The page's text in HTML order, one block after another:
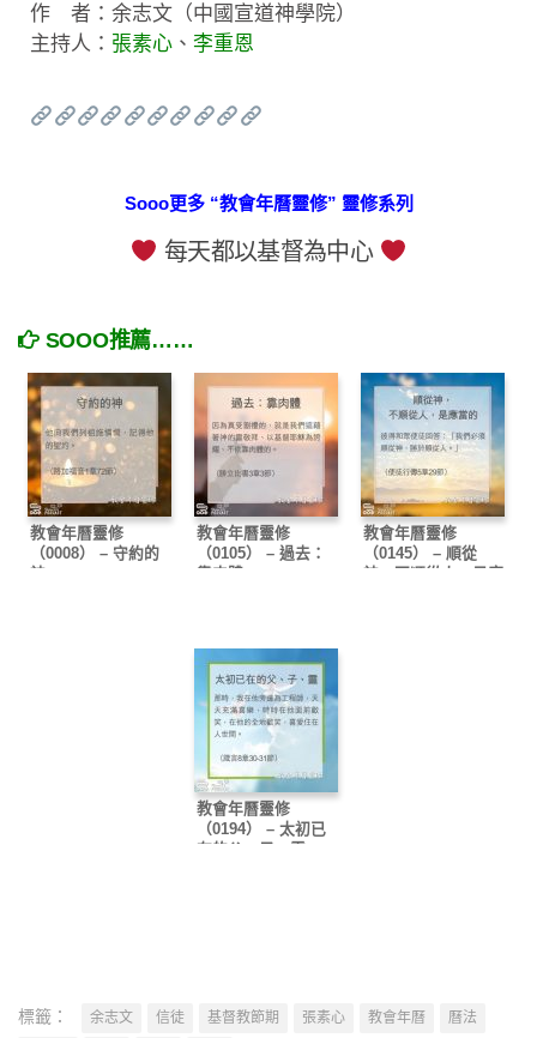
作 者：余志文（中國宣道神學院）
主持人： 張素心 、 李重恩
Sooo更多 “教會年曆靈修” 靈修系列
每天都以基督為中心
SOOO推薦……
教會年曆靈修
（0008） – 守約的
神
教會年曆靈修
（0105） – 過去：
靠肉體
教會年曆靈修
（0145） – 順從
神，不順從人，是應
教會年曆靈修
（0194） – 太初已
在的父、子、靈
標籤： 余志文 信徒 基督教節期 張素心 教會年曆
曆法